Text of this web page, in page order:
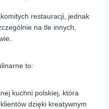
restauracji, jednak
na tle innych,
to:
kuchni polskiej, która
dzięki kreatywnym